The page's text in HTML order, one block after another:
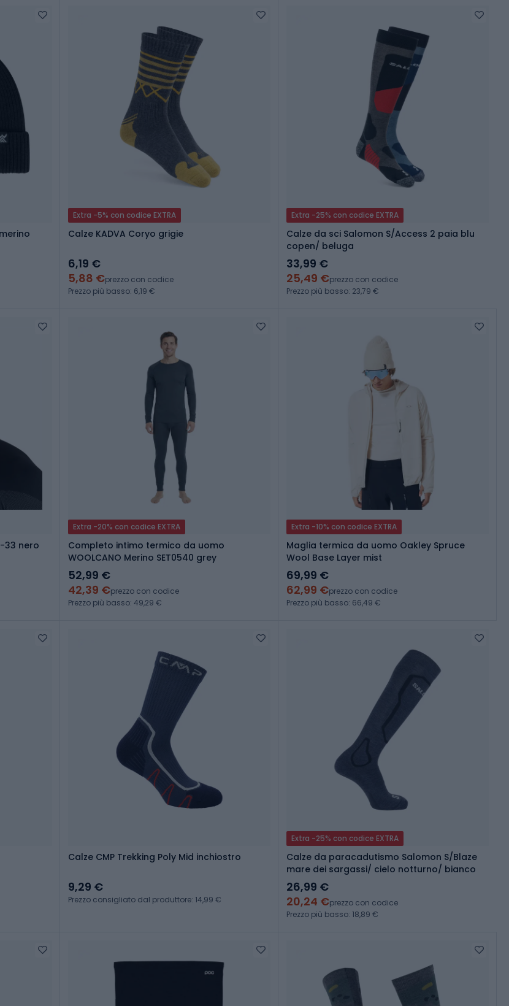
Extra -5% con codice EXTRA
Calze KADVA Coryo grigie
6,19 €
5,88 €prezzo con codice
Prezzo più basso: 6,19 €
Extra -25% con codice EXTRA
Calze da sci Salomon S/Access 2 paia blu
copen/ beluga
33,99 €
25,49 €prezzo con codice
Prezzo più basso: 23,79 €
33 nero
Extra -20% con codice EXTRA
Completo intimo termico da uomo
WOOLCANO Merino SET0540 grey
52,99 €
42,39 €prezzo con codice
Prezzo più basso: 49,29 €
Extra -10% con codice EXTRA
Maglia termica da uomo Oakley Spruce
Wool Base Layer mist
69,99 €
62,99 €prezzo con codice
Prezzo più basso: 66,49 €
Calze CMP Trekking Poly Mid inchiostro
9,29 €
Prezzo consigliato dal produttore: 14,99 €
Extra -25% con codice EXTRA
Calze da paracadutismo Salomon S/Blaze
mare dei sargassi/ cielo notturno/ bianco
26,99 €
20,24 €prezzo con codice
Prezzo più basso: 18,89 €